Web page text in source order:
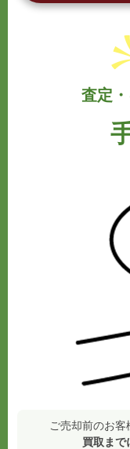
査定
ご売却前のお客
買取まで